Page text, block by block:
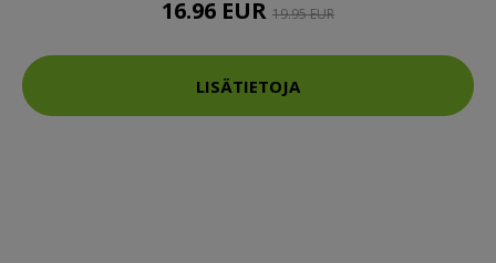
16.96 EUR 19.95 EUR
LISÄTIETOJA